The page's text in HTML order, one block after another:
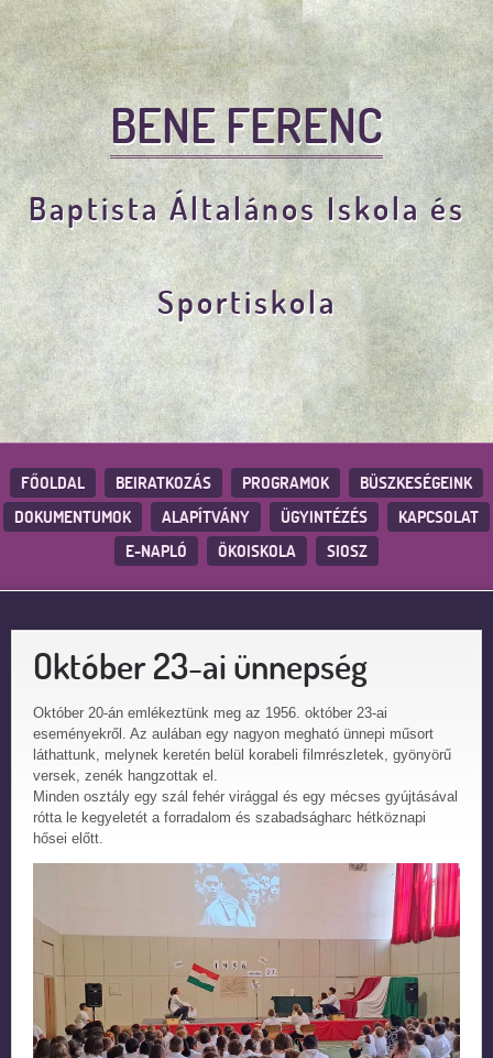
BENE FERENC
Baptista Általános Iskola és
Sportiskola
FŐOLDAL BEIRATKOZÁS PROGRAMOK
BÜSZKESÉGEINK
DOKUMENTUMOK
ALAPÍTVÁNY ÜGYINTÉZÉS
KAPCSOLAT
E-NAPLÓ
ÖKOISKOLA SIOSZ
Október 23-ai ünnepség
Október 20-án emlékeztünk meg az 1956. október 23-ai
eseményekről. Az aulában egy nagyon megható ünnepi műsort
láthattunk, melynek keretén belül korabeli filmrészletek, gyönyörű
versek, zenék hangzottak el.
Minden osztály egy szál fehér virággal és egy mécses gyújtásával
rótta le kegyeletét a forradalom és szabadságharc hétköznapi
hősei előtt.